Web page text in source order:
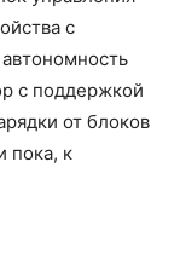
с
с поддержкой
от блоков
пока, к